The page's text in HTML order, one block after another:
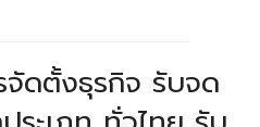
จัดตั้งธุรกิจ รับจด